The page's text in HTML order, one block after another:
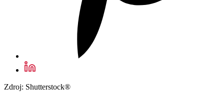
Zdroj: Shutterstock®